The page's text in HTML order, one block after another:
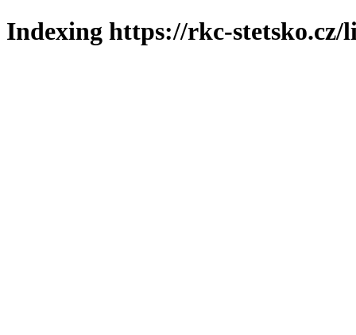
Indexing https://rkc-stetsko.cz/